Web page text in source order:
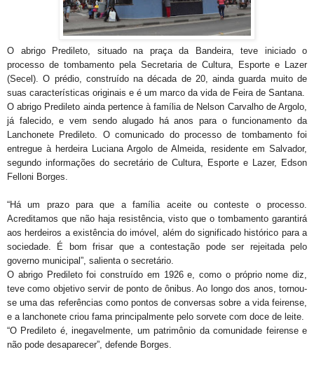
O abrigo Predileto, situado na praça da Bandeira, teve iniciado o
processo de tombamento pela Secretaria de Cultura, Esporte e Lazer
(Secel). O prédio, construído na década de 20, ainda guarda muito de
suas características originais e é um marco da vida de Feira de Santana.
O abrigo Predileto ainda pertence à família de Nelson Carvalho de Argolo,
já falecido, e vem sendo alugado há anos para o funcionamento da
Lanchonete Predileto. O comunicado do processo de tombamento foi
entregue à herdeira Luciana Argolo de Almeida, residente em Salvador,
segundo informações do secretário de Cultura, Esporte e Lazer, Edson
Felloni Borges.
“Há um prazo para que a família aceite ou conteste o processo.
Acreditamos que não haja resistência, visto que o tombamento garantirá
aos herdeiros a existência do imóvel, além do significado histórico para a
sociedade. É bom frisar que a contestação pode ser rejeitada pelo
governo municipal”, salienta o secretário.
O abrigo Predileto foi construído em 1926 e, como o próprio nome diz,
teve como objetivo servir de ponto de ônibus. Ao longo dos anos, tornou-
se uma das referências como pontos de conversas sobre a vida feirense,
e a lanchonete criou fama principalmente pelo sorvete com doce de leite.
“O Predileto é, inegavelmente, um patrimônio da comunidade feirense e
não pode desaparecer”, defende Borges.